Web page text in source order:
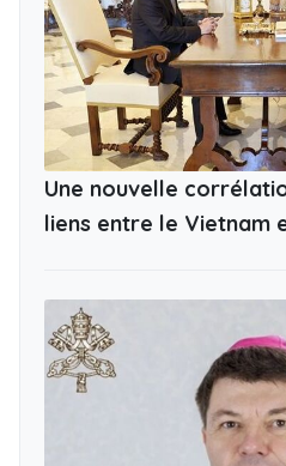
Une nouvelle
liens entre le Vietnam